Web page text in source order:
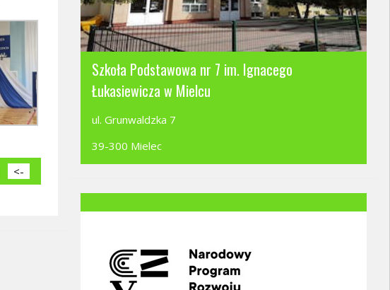
<-
Szkoła Podstawowa nr 7 im. Ignacego
Łukasiewicza w Mielcu
ul. Grunwaldzka 7
39-300 Mielec